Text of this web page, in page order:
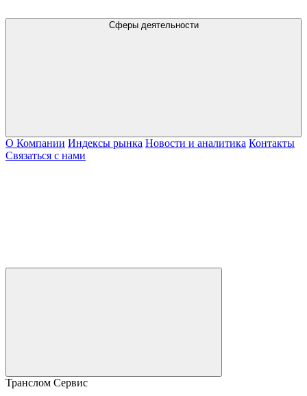
Сферы деятельности
О Компании Индексы рынка Новости и аналитика Контакты
Связаться с нами
Транслом Сервис